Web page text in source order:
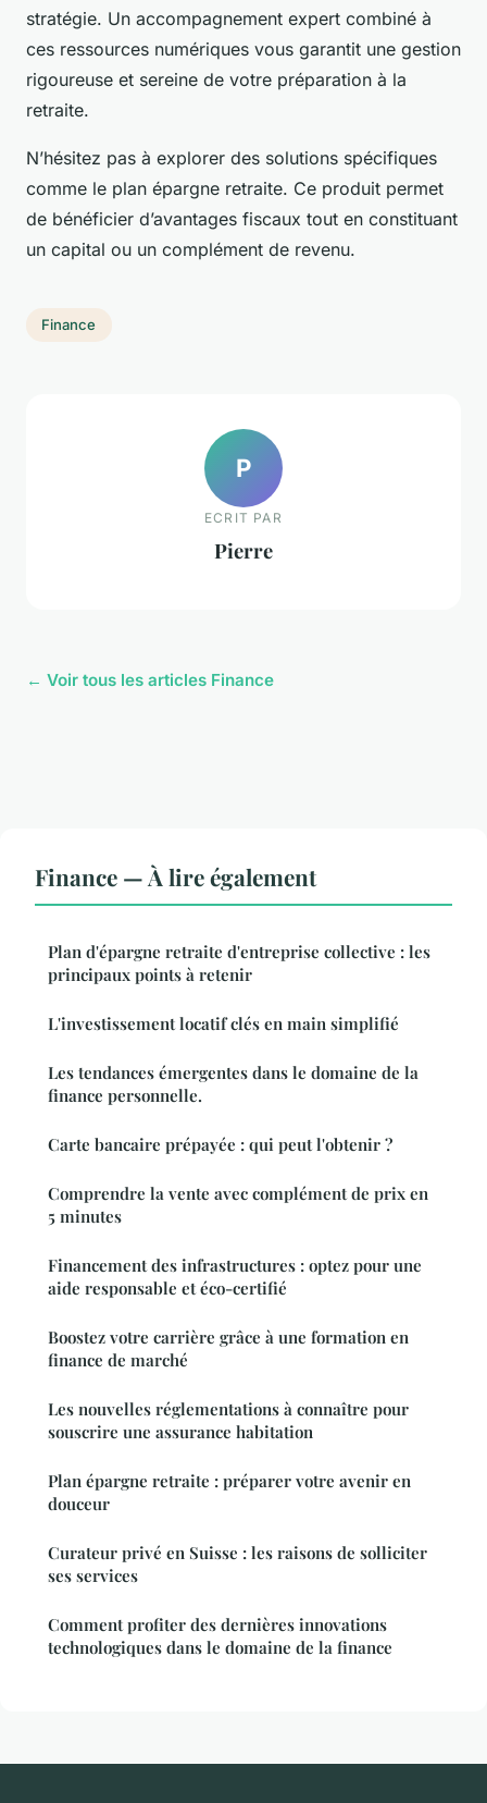
stratégie. Un accompagnement expert combiné à
ces ressources numériques vous garantit une gestion
rigoureuse et sereine de votre préparation à la
retraite.
N’hésitez pas à explorer des solutions spécifiques
comme le plan épargne retraite. Ce produit permet
de bénéficier d’avantages fiscaux tout en constituant
un capital ou un complément de revenu.
Finance
P
ECRIT PAR
Pierre
← Voir tous les articles Finance
Finance — À lire également
Plan d'épargne retraite d'entreprise collective : les
principaux points à retenir
L'investissement locatif clés en main simplifié
Les tendances émergentes dans le domaine de la
finance personnelle.
Carte bancaire prépayée : qui peut l'obtenir ?
Comprendre la vente avec complément de prix en
5 minutes
Financement des infrastructures : optez pour une
aide responsable et éco-certifié
Boostez votre carrière grâce à une formation en
finance de marché
Les nouvelles réglementations à connaître pour
souscrire une assurance habitation
Plan épargne retraite : préparer votre avenir en
douceur
Curateur privé en Suisse : les raisons de solliciter
ses services
Comment profiter des dernières innovations
technologiques dans le domaine de la finance